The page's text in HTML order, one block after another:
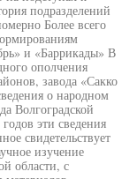
подразделений
Более всего
и «Баррикады» В
ополчения
завода «Сакко
о народном
Волгоградской
эти сведения
свидетельствует
изучение
области, с